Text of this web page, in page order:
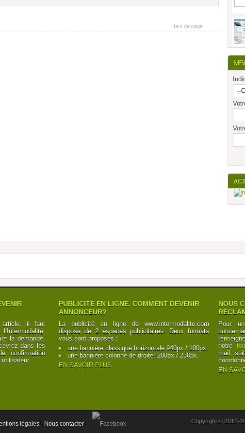
Haut de page
article, il faut
la demande.
dans les
confirmation
PUBLICITÉ EN LIGNE. COMMENT DEVENIR
ANNONCEUR?
La publicité en ligne de www.intermodalite.com
dispose de 2 espaces publicitaires. Deux formats
vous sont proposés :
une bannière classique horizontale 940px / 100px.
une bannière colonne de droite: 280px / 230px.
EN SAVOIR PLUS
NOUS
Pour
notre
mail,
EN
légales - Nous contacter Copyright © 2012-